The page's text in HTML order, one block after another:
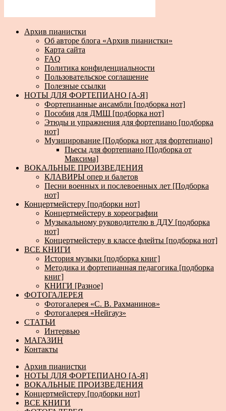
Архив пианистки
Об авторе блога «Архив пианистки»
Карта сайта
FAQ
Политика конфиденциальности
Пользовательское соглашение
Полезные ссылки
НОТЫ ДЛЯ ФОРТЕПИАНО [А-Я]
Фортепианные ансамбли [подборка нот]
Пособия для ДМШ [подборка нот]
Этюды и упражнения для фортепиано [подборка
нот]
Музицирование [Подборка нот для фортепиано]
Пьесы для фортепиано [Подборка от
Максима]
ВОКАЛЬНЫЕ ПРОИЗВЕДЕНИЯ
КЛАВИРЫ опер и балетов
Песни военных и послевоенных лет [Подборка
нот]
Концертмейстеру [подборки нот]
Концертмейстеру в хореографии
Музыкальному руководителю в ДДУ [подборка
нот]
Концертмейстеру в классе флейты [подборка нот]
ВСЕ КНИГИ
История музыки [подборка книг]
Методика и фортепианная педагогика [подборка
книг]
КНИГИ [Разное]
ФОТОГАЛЕРЕЯ
Фотогалерея «С. В. Рахманинов»
Фотогалерея «Нейгауз»
СТАТЬИ
Интервью
МАГАЗИН
Контакты
Архив пианистки
НОТЫ ДЛЯ ФОРТЕПИАНО [А-Я]
ВОКАЛЬНЫЕ ПРОИЗВЕДЕНИЯ
Концертмейстеру [подборки нот]
ВСЕ КНИГИ